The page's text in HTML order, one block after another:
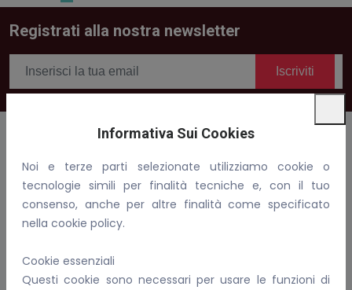
Informativa Sui Cookies
Noi e terze parti selezionate utilizziamo cookie o
tecnologie simili per finalità tecniche e, con il tuo
consenso, anche per altre finalità come specificato
nella cookie policy.
Cookie essenziali
Questi cookie sono necessari per usare le funzioni di
Registrati alla nostra newsletter
Iscriviti
Benvenuti in Megaffari, compra, vendi e fai affari!
Email:
info@megaffari.com
P.IVA: 02081690899